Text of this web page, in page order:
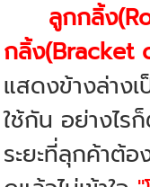
ลูกกลิ้ง
กลิ้ง(Bracket
แสดงข้างล่าง
ใช้กัน อย่างไร
ระยะที่ลุกค้าต้อ